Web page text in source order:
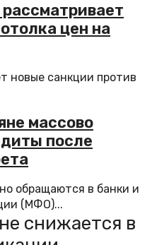
цен на
новые санкции против
массово
после
обращаются в банки и
(МФО)...
снижается в